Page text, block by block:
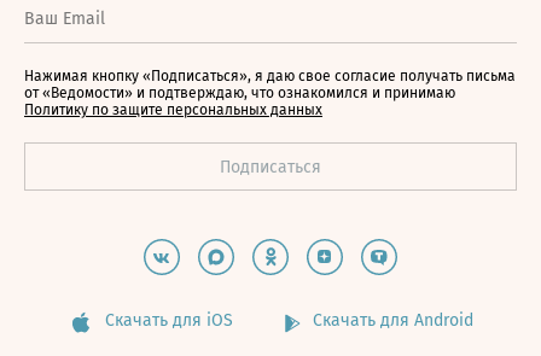
Нажимая кнопку «Подписаться», я даю свое согласие получать письма
от «Ведомости» и подтверждаю, что ознакомился и принимаю
Политику по защите персональных данных
Скачать для iOS Скачать для Android